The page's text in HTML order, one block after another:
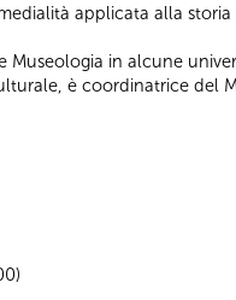
applicata alla
Museologia in alcune
è coordinatrice del